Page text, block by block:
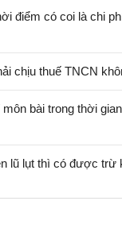
điểm có coi là chi
chịu thuế TNCN
bài trong thời
lũ lụt thì có được trừ